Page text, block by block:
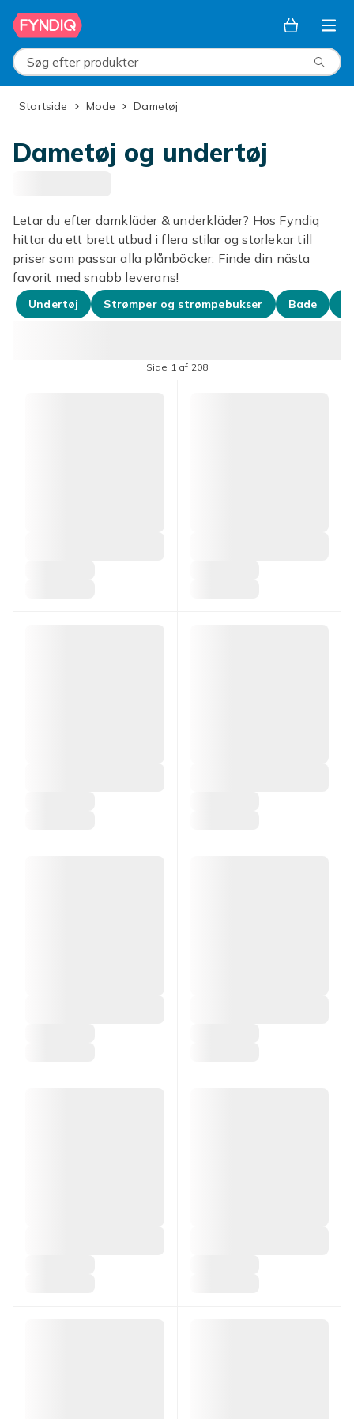
Spring til hovedindhold
Søg efter produkter
Startside Mode Dametøj
Dametøj og undertøj
Letar du efter damkläder & underkläder? Hos Fyndiq
hittar du ett brett utbud i flera stilar og storlekar till
priser som passar alla plånböcker. Finde din nästa
favorit med snabb leverans!
Undertøj Strømper og strømpebukser Bade
Side 1 af 208